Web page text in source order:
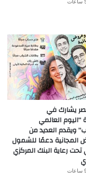
يشارك في
“اليوم العالمي
ويقدم العديد من
المجانية دعمًا للشمول
تحت رعاية البنك المركزي